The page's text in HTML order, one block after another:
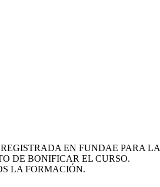
EN FUNDAE PARA LA
DE BONIFICAR EL CURSO.
LA FORMACIÓN.